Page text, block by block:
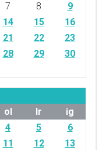
7 8
9
14 15
16
21 22
23
28 29
30
ol lr
ig
4 5
6
11 12
13